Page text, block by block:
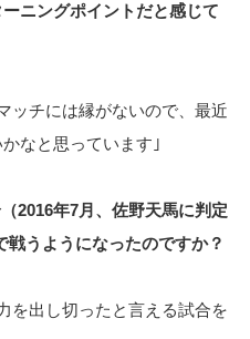
ニングポイントだと感じて
ッチには縁がないので、最近
なと思っています｣
年7月、佐野天馬に判定
うようになったのですか？
を出し切ったと言える試合を